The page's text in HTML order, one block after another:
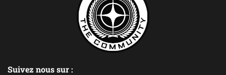
Suivez nous sur :